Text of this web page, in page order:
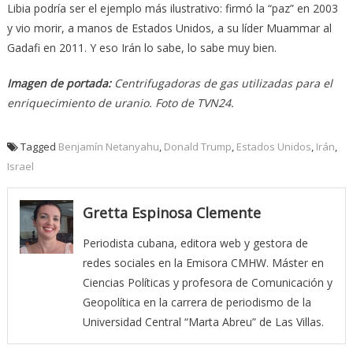
Libia podría ser el ejemplo más ilustrativo: firmó la “paz” en 2003
y vio morir, a manos de Estados Unidos, a su líder Muammar al
Gadafi en 2011. Y eso Irán lo sabe, lo sabe muy bien.
Imagen de portada:Centrifugadoras de gas utilizadas para el
enriquecimiento de uranio. Foto de TVN24.
Tagged Benjamín Netanyahu, Donald Trump, Estados Unidos, Irán,
Israel
Gretta Espinosa Clemente
Periodista cubana, editora web y gestora de
redes sociales en la Emisora CMHW. Máster en
Ciencias Políticas y profesora de Comunicación y
Geopolítica en la carrera de periodismo de la
Universidad Central “Marta Abreu” de Las Villas.